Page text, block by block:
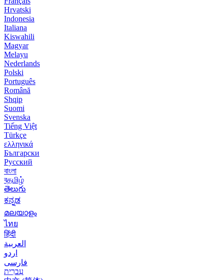
Hrvatski
Indonesia
Italiana
Kiswahili
Magyar
Melayu
Nederlands
Polski
Português
Română
Shqip
Suomi
Svenska
Tiếng Việt
Türkçe
ελληνικά
Български
Русский
বাংলা
বதமிழ்
తెలుగు
ಕನ್ನಡ
മലയാളം
ไทย
हिंदी
العربية
اردو
فارسی
עִברִית